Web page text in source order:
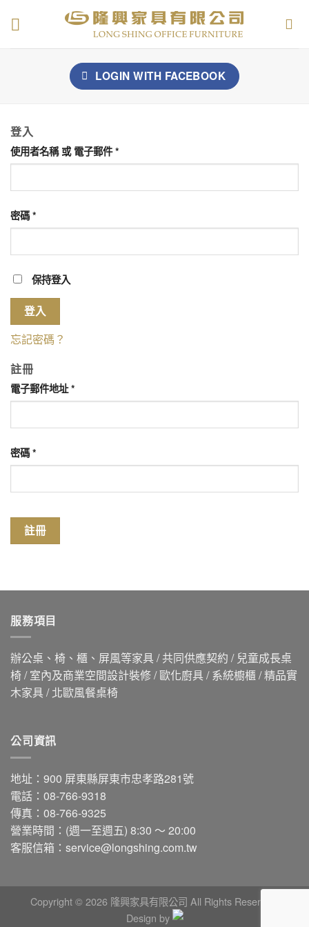
LOGIN WITH FACEBOOK
登入
使用者名稱 或 電子郵件*
密碼*
保持登入
登入
忘記密碼？
註冊
電子郵件地址*
密碼*
註冊
服務項目
辦公桌、椅、櫃、屏風等家具 / 共同供應契約 / 兒童成長桌
椅 / 室內及商業空間設計裝修 / 歐化廚具 / 系統櫥櫃 / 精品實
木家具 / 北歐風餐桌椅
公司資訊
地址：900 屏東縣屏東市忠孝路281號
電話：08-766-9318
傳真：08-766-9325
營業時間：(週一至週五) 8:30 ～ 20:00
客服信箱： service@longshing.com.tw
Copyright © 2026 隆興家具有限公司 All Rights Reserved.
Design by